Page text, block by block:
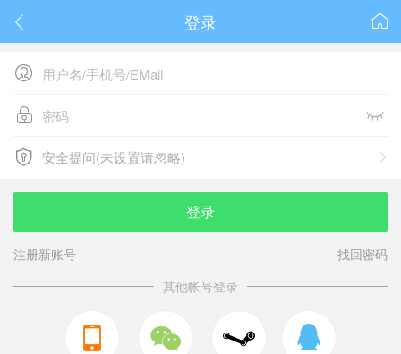
 
登录

 
 
安全提问(未设置请忽略)
安全提问(未设置请忽略)
登录
注册新账号
找回密码
其他帐号登录
  